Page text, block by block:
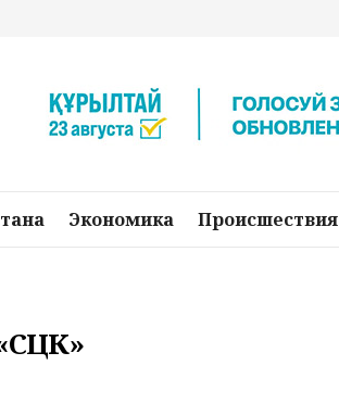
Экономика Происшествия